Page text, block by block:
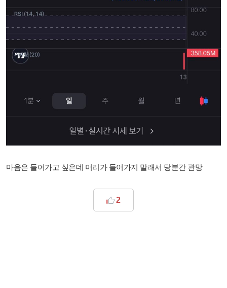
마음은 들어가고 싶은데 머리가 들어가지 말래서 당분간 관망
2